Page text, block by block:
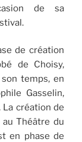
de sa
de création
de Choisy,
temps, en
Gasselin,
La création de
Théâtre du
en phase de